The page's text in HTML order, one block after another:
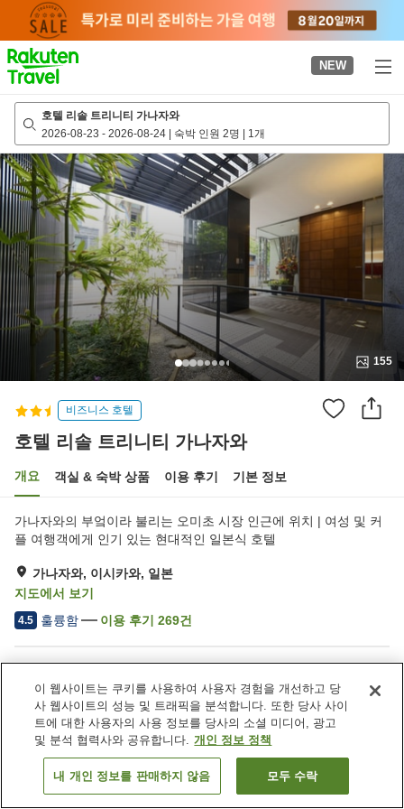
page
NEW
호텔 리솔 트리니티 가나자와
2026-08-23 - 2026-08-24 | 숙박 인원 2명 | 1개
155
비즈니스 호텔
호텔 리솔 트리니티 가나자와
개요 객실 & 숙박 상품 이용 후기 기본 정보
가나자와의 부엌이라 불리는 오미초 시장 인근에 위치 | 여성 및 커
플 여행객에게 인기 있는 현대적인 일본식 호텔
가나자와, 이시카와, 일본
지도에서 보기
4.5 훌륭함 이용 후기 269건
Wi-Fi
완전 금연
지정된 흡연 공간
자동판매기
객실 보기
이 웹사이트는 쿠키를 사용하여 사용자 경험을 개선하고 당
사 웹사이트의 성능 및 트래픽을 분석합니다. 또한 당사 사이
트에 대한 사용자의 사용 정보를 당사의 소셜 미디어, 광고
및 분석 협력사와 공유합니다. 개인 정보 정책
내 개인 정보를 판매하지 않음 모두 수락